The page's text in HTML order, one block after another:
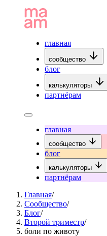
главная
сообщество
блог
калькуляторы
партнёрам
главная
сообщество
блог
калькуляторы
партнёрам
Главная/
Сообщество/
Блог/
Второй триместр/
боли по животу